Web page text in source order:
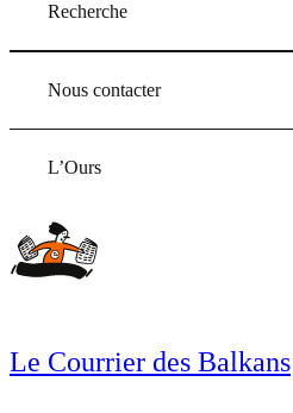
Recherche
Nous contacter
L’Ours
Le Courrier des Balkans